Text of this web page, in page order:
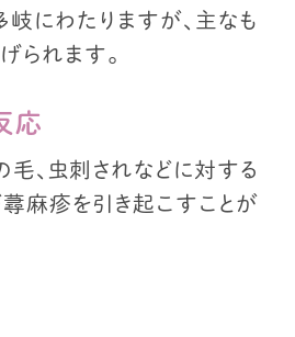
にわたりますが、 主なも
られます。
応
、 虫刺されなどに対する
蕁麻疹を引き起こすことが